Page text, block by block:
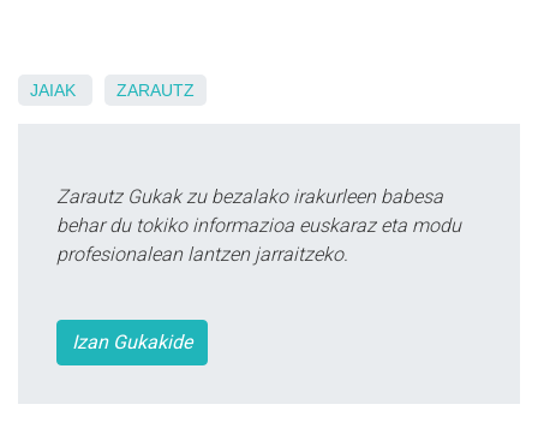
JAIAK ZARAUTZ
Zarautz Gukak zu bezalako irakurleen babesa
behar du tokiko informazioa euskaraz eta modu
profesionalean lantzen jarraitzeko.
Izan Gukakide